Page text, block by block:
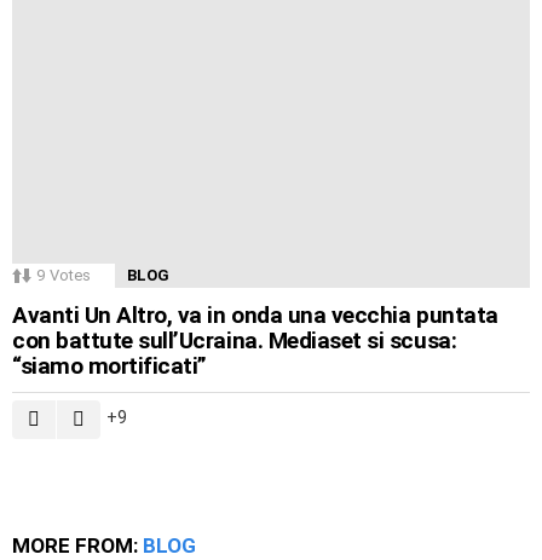
9 Votes BLOG
Avanti Un Altro, va in onda una vecchia puntata
con battute sull’Ucraina. Mediaset si scusa:
“siamo mortificati”
9
MORE FROM: BLOG